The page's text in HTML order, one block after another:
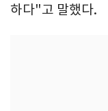
하다"고 말했다.